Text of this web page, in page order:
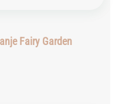
Fairy Garden